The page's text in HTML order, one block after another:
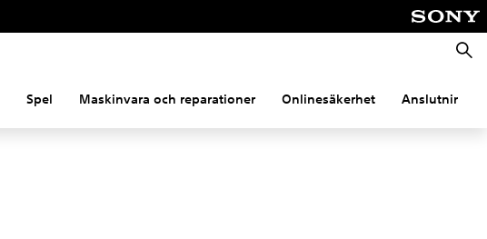
Sök
Spel Maskinvara och reparationer Onlinesäkerhet Anslutning